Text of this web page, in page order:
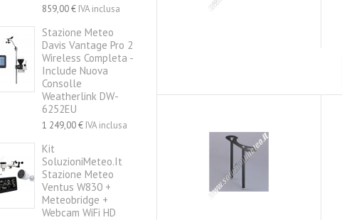
859,00 € IVA inclusa
Stazione Meteo
Davis Vantage Pro 2
Wireless Completa -
Include Nuova
Consolle
Weatherlink DW-
6252EU
1 249,00 € IVA inclusa
Kit
SoluzioniMeteo.it
Stazione Meteo
Ventus W830 +
Meteobridge +
Webcam WiFi HD